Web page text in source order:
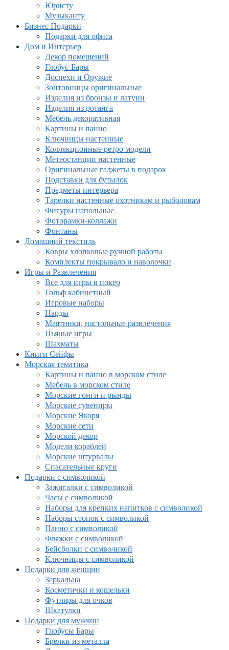
Юристу
Музыканту
Бизнес Подарки
Подарки для офиса
Дом и Интерьер
Декор помещений
Глобус-Бары
Доспехи и Оружие
Зонтовницы оригинальные
Изделия из бронзы и латуни
Изделия из ротанга
Мебель декоративная
Картины и панно
Ключницы настенные
Коллекционные ретро модели
Метеостанции настенные
Оригинальные гаджеты в подарок
Подставки для бутылок
Предметы интерьера
Тарелки настенные охотникам и рыболовам
Фигуры напольные
Фоторамки-коллажи
Фонтаны
Домашний текстиль
Ковры хлопковые ручной работы
Комплекты покрывало и наволочки
Игры и Развлечения
Все для игры в покер
Гольф кабинетный
Игровые наборы
Нарды
Маятники, настольные развлечения
Пьяные игры
Шахматы
Книги Сейфы
Морская тематика
Картины и панно в морском стиле
Мебель в морском стиле
Морские гонги и рынды
Морские сувениры
Морские Якоря
Морские сети
Морской декор
Модели кораблей
Морские штурвалы
Спасательные круги
Подарки с символикой
Зажигалки с символикой
Часы с символикой
Наборы для крепких напитков с символикой
Наборы стопок с символикой
Панно с символикой
Фляжки с символикой
Бейсболки с символикой
Ключницы с символикой
Подарки для женщин
Зеркальца
Косметички и кошельки
Футляры для очков
Шкатулки
Подарки для мужчин
Глобусы Бары
Брелки из металла